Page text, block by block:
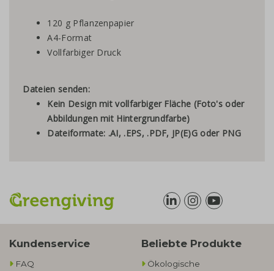
120 g Pflanzenpapier
A4-Format
Vollfarbiger Druck
Dateien senden:
Kein Design mit vollfarbiger Fläche (Foto's oder
Abbildungen mit Hintergrundfarbe)
Dateiformate: .AI, .EPS, .PDF, JP(E)G oder PNG
Kundenservice
FAQ
Beliebte Produkte
Ökologische